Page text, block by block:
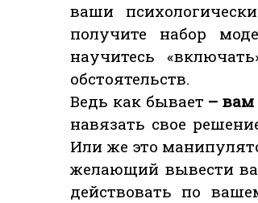
ваши
получите набор
научитесь
обстоятельств.
Ведь как бывает – вам
навязать свое
Или же это
желающий вывести
действовать по